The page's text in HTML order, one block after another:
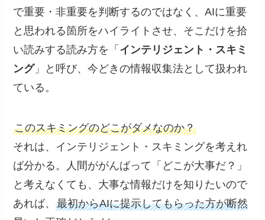
で重要・非重要を判断するのではなく、AIに重要
と思われる箇所をハイライトさせ、そこだけを拾
い読みする読み方を「 インテリジェント・スキミ
ング」と呼び、今どきの情報収集法として扱われ
ている。
このスキミングのどこがダメなのか？
それは、インテリジェント・スキミングを考えれ
ば分かる。人間ががんばって「どこが大事だ？」
と考えなくても、大事な情報だけを知りたいので
あれば、最初からAIに提示してもらった方が断然